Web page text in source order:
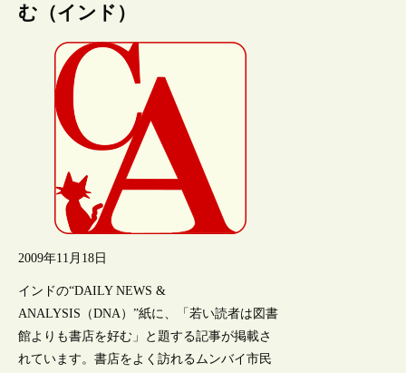
む（インド）
2009年11月18日
インドの“DAILY NEWS &
ANALYSIS（DNA）”紙に、「若い読者は図書
館よりも書店を好む」と題する記事が掲載さ
れています。書店をよく訪れるムンバイ市民